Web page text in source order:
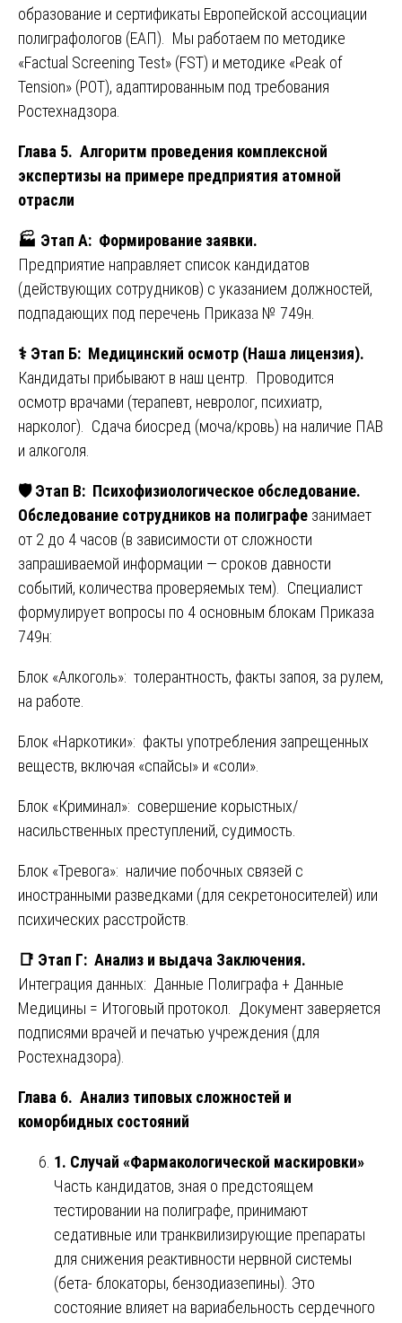
образование и сертификаты Европейской ассоциации
полиграфологов (ЕАП). Мы работаем по методике
«Factual Screening Test» (FST) и методике «Peak of
Tension» (POT), адаптированным под требования
Ростехнадзора.
Глава 5. Алгоритм проведения комплексной
экспертизы на примере предприятия атомной
отрасли
🏭 Этап А: Формирование заявки.
Предприятие направляет список кандидатов
(действующих сотрудников) с указанием должностей,
подпадающих под перечень Приказа № 749н.
⚕️ Этап Б: Медицинский осмотр (Наша лицензия).
Кандидаты прибывают в наш центр. Проводится
осмотр врачами (терапевт, невролог, психиатр,
нарколог). Сдача биосред (моча/кровь) на наличие ПАВ
и алкоголя.
🛡️ Этап В: Психофизиологическое обследование.
Обследование сотрудников на полиграфе занимает
от 2 до 4 часов (в зависимости от сложности
запрашиваемой информации — сроков давности
событий, количества проверяемых тем). Специалист
формулирует вопросы по 4 основным блокам Приказа
749н:
Блок «Алкоголь»: толерантность, факты запоя, за рулем,
на работе.
Блок «Наркотики»: факты употребления запрещенных
веществ, включая «спайсы» и «соли».
Блок «Криминал»: совершение корыстных/
насильственных преступлений, судимость.
Блок «Тревога»: наличие побочных связей с
иностранными разведками (для секретоносителей) или
психических расстройств.
📑 Этап Г: Анализ и выдача Заключения.
Интеграция данных: Данные Полиграфа + Данные
Медицины = Итоговый протокол. Документ заверяется
подписями врачей и печатью учреждения (для
Ростехнадзора).
Глава 6. Анализ типовых сложностей и
коморбидных состояний
1. Случай «Фармакологической маскировки»
Часть кандидатов, зная о предстоящем
тестировании на полиграфе, принимают
седативные или транквилизирующие препараты
для снижения реактивности нервной системы
(бета- блокаторы, бензодиазепины). Это
состояние влияет на вариабельность сердечного